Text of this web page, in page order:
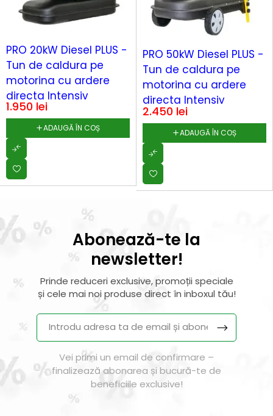
PRO 20kW Diesel PLUS -
Tun de caldura pe
motorina cu ardere
directa Intensiv
1.950 lei
ADAUGĂ ÎN COȘ
PRO 50kW Diesel PLUS -
Tun de caldura pe
motorina cu ardere
directa Intensiv
2.450 lei
ADAUGĂ ÎN COȘ
Abonează-te la
newsletter!
Prinde reduceri exclusive, promoții speciale
și cele mai noi produse direct în inboxul tău!
Vei primi un email de confirmare –
finalizează abonarea și bucură-te de
beneficiile exclusive!